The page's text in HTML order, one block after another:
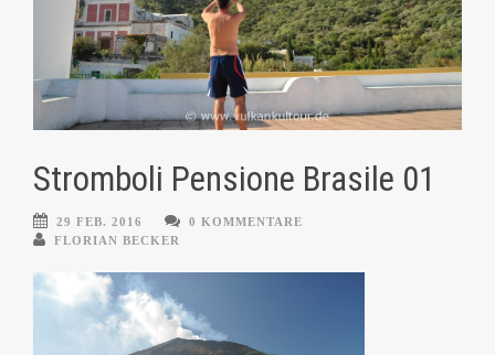
Stromboli Pensione Brasile 01
29 FEB. 2016
0 KOMMENTARE
FLORIAN BECKER